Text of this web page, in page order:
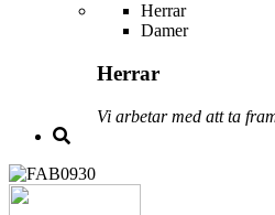
Herrar
Damer
Herrar
Vi arbetar med att ta